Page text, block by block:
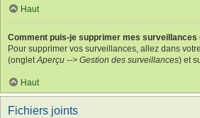
Haut
Comment puis-je supprimer mes surveillances
Pour supprimer vos surveillances, allez dans
(ongletAperçu --> Gestion des surveillances) et
Haut
Fichiers joints